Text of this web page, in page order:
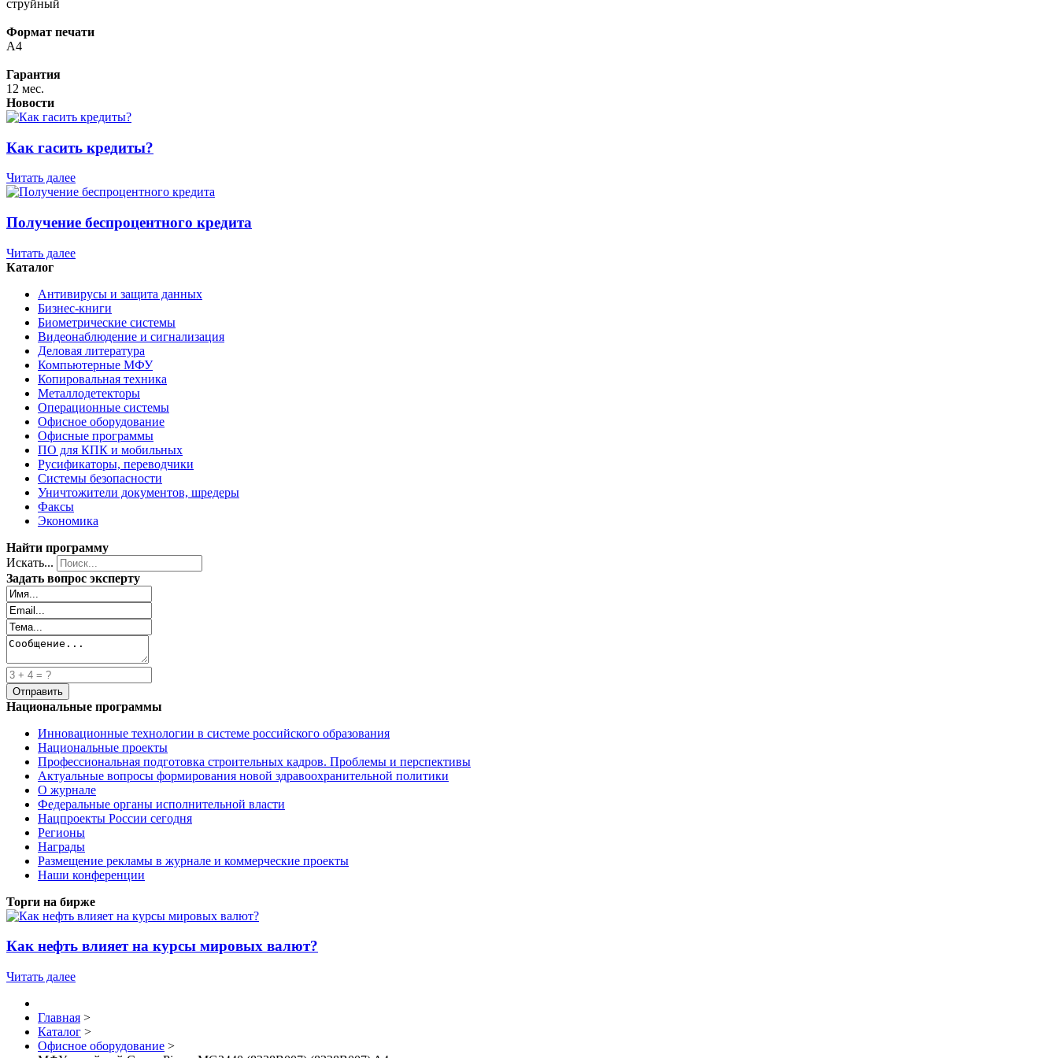
струйный
Формат печати
A4
Гарантия
12 мес.
Новости
Как гасить кредиты?
Читать далее
Получение беспроцентного кредита
Читать далее
Каталог
Антивирусы и защита данных
Бизнес-книги
Биометрические системы
Видеонаблюдение и сигнализация
Деловая литература
Компьютерные МФУ
Копировальная техника
Металлодетекторы
Операционные системы
Офисное оборудование
Офисные программы
ПО для КПК и мобильных
Русификаторы, переводчики
Системы безопасности
Уничтожители документов, шредеры
Факсы
Экономика
Найти программу
Искать...
Задать вопрос эксперту
Национальные программы
Инновационные технологии в системе российского образования
Национальные проекты
Профессиональная подготовка строительных кадров. Проблемы и перспективы
Актуальные вопросы формирования новой здравоохранительной политики
О журнале
Федеральные органы исполнительной власти
Нацпроекты России сегодня
Регионы
Награды
Размещение рекламы в журнале и коммерческие проекты
Наши конференции
Торги на бирже
Как нефть влияет на курсы мировых валют?
Читать далее
Главная >
Каталог >
Офисное оборудование >